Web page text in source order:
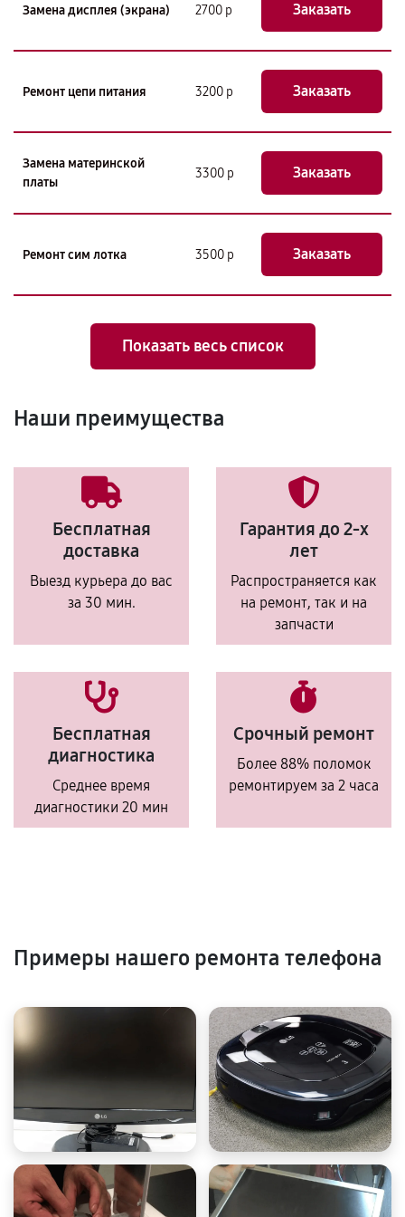
Замена дисплея (экрана) 2700 р Заказать
Ремонт цепи питания 3200 р Заказать
Замена материнской
платы
3300 р Заказать
Ремонт сим лотка 3500 р Заказать
Показать весь список
Наши преимущества
Бесплатная
доставка
Выезд курьера до вас
за 30 мин.
Гарантия до 2-х
лет
Распространяется как
на ремонт, так и на
запчасти
Бесплатная
диагностика
Среднее время
диагностики 20 мин
Срочный ремонт
Более 88% поломок
ремонтируем за 2 часа
Примеры нашего ремонта телефона